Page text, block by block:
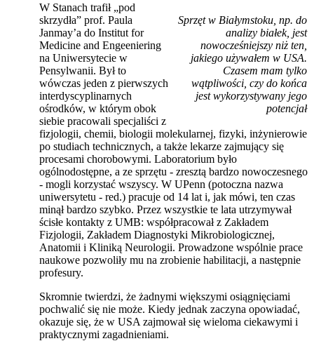
Sprzęt w Białymstoku, np. do
analizy białek, jest
nowocześniejszy niż ten,
jakiego używałem w USA.
Czasem mam tylko
wątpliwości, czy do końca
jest wykorzystywany jego
potencjał
W Stanach trafił „pod
skrzydła” prof. Paula
Janmay’a do Institut for
Medicine and Engeeniering
na Uniwersytecie w
Pensylwanii. Był to
wówczas jeden z pierwszych
interdyscyplinarnych
ośrodków, w którym obok
siebie pracowali specjaliści z
fizjologii, chemii, biologii molekularnej, fizyki, inżynierowie
po studiach technicznych, a także lekarze zajmujący się
procesami chorobowymi. Laboratorium było
ogólnodostępne, a ze sprzętu - zresztą bardzo nowoczesnego
- mogli korzystać wszyscy. W UPenn (potoczna nazwa
uniwersytetu - red.) pracuje od 14 lat i, jak mówi, ten czas
minął bardzo szybko. Przez wszystkie te lata utrzymywał
ścisłe kontakty z UMB: współpracował z Zakładem
Fizjologii, Zakładem Diagnostyki Mikrobiologicznej,
Anatomii i Kliniką Neurologii. Prowadzone wspólnie prace
naukowe pozwoliły mu na zrobienie habilitacji, a następnie
profesury.
Skromnie twierdzi, że żadnymi większymi osiągnięciami
pochwalić się nie może. Kiedy jednak zaczyna opowiadać,
okazuje się, że w USA zajmował się wieloma ciekawymi i
praktycznymi zagadnieniami.